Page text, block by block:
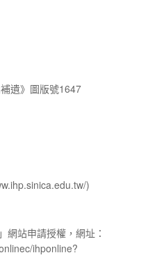
遺》圖版號1647
)
網站申請授權，網址：
ihponline?